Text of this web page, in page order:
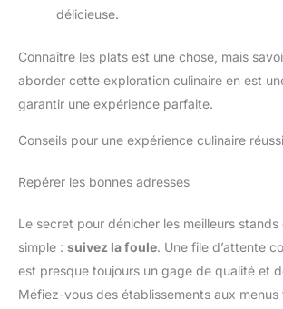
délicieuse.
Connaître les plats est une chose, mais
aborder cette exploration culinaire en est
garantir une expérience parfaite.
Conseils pour une expérience culinaire
Repérer les bonnes adresses
Le secret pour dénicher les meilleurs
simple : suivez la foule. Une file d’attente
est presque toujours un gage de qualité et
Méfiez-vous des établissements aux